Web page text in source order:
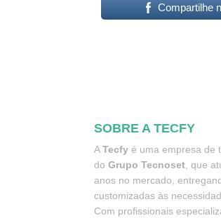
Compartilhe
SOBRE A TECFY
ATecfy é uma empresa de
doGrupo Tecnoset , que
anos no mercado,
customizadas às
Com profissionais